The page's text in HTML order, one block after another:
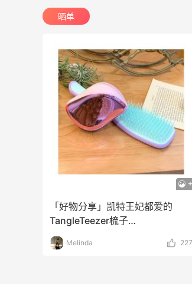
晒单
「好物分享」凯特王妃都爱的
TangleTeezer梳子
—————————购买渠道
Melinda 227